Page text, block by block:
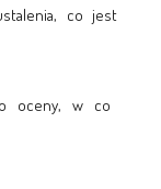
co jest
oceny, w co